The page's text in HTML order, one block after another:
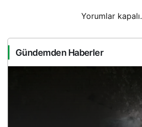
Yorumlar kapalı.
Gündemden Haberler